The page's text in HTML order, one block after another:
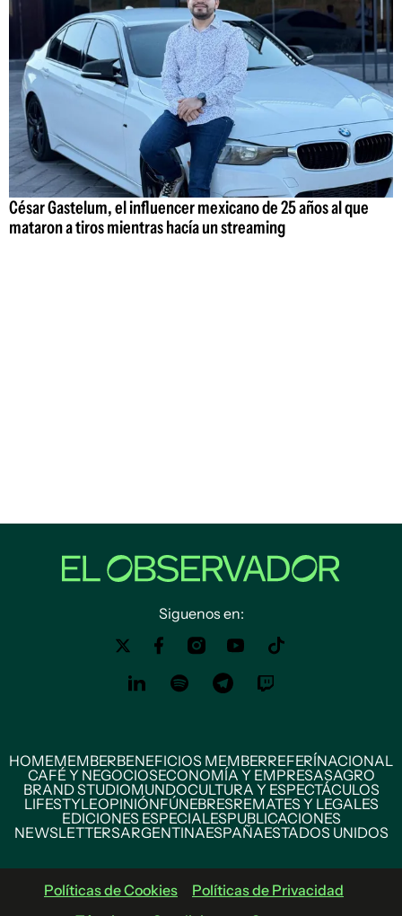
César Gastelum, el influencer mexicano de 25 años al que
mataron a tiros mientras hacía un streaming
Siguenos en:
HOMEMEMBERBENEFICIOS MEMBERREFERÍNACIONAL
CAFÉ Y NEGOCIOSECONOMÍA Y EMPRESASAGRO
BRAND STUDIOMUNDOCULTURA Y ESPECTÁCULOS
LIFESTYLEOPINIÓNFÚNEBRESREMATES Y LEGALES
EDICIONES ESPECIALESPUBLICACIONES
NEWSLETTERSARGENTINAESPAÑAESTADOS UNIDOS
Políticas de Cookies
Políticas de Privacidad